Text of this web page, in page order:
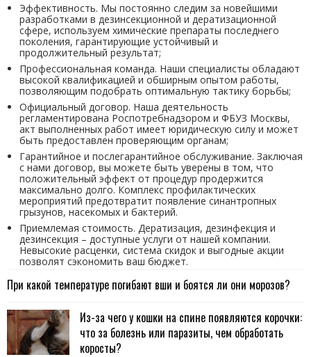
Эффективность. Мы постоянно следим за новейшими
разработками в дезинсекционной и дератизационной
сфере, используем химические препараты последнего
поколения, гарантирующие устойчивый и
продолжительный результат;
Профессиональная команда. Наши специалисты обладают
высокой квалификацией и обширным опытом работы,
позволяющим подобрать оптимальную тактику борьбы;
Официальный договор. Наша деятельность
регламентирована Роспотребнадзором и ФБУЗ Москвы,
акт выполненных работ имеет юридическую силу и может
быть предоставлен проверяющим органам;
Гарантийное и послегарантийное обслуживание. Заключая
с нами договор, вы можете быть уверены в том, что
положительный эффект от процедур продержится
максимально долго. Комплекс профилактических
мероприятий предотвратит появление синантропных
грызунов, насекомых и бактерий.
Приемлемая стоимость. Дератизация, дезинфекция и
дезинсекция – доступные услуги от нашей компании.
Невысокие расценки, система скидок и выгодные акции
позволят сэкономить ваш бюджет.
При какой температуре погибают вши и боятся ли они морозов?
Из-за чего у кошки на спине появляются корочки:
что за болезнь или паразиты, чем обработать
коросты?